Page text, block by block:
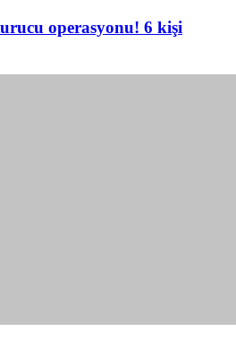
operasyonu! 6 kişi